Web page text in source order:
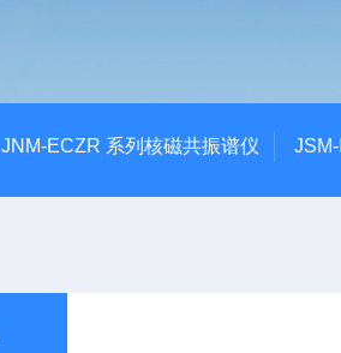
JNM-ECZR 系列核磁共振谱仪